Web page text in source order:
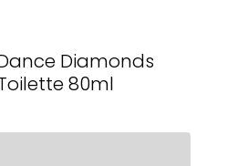
Diamonds
80ml